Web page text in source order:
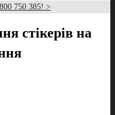
750 385! >
стікерів на